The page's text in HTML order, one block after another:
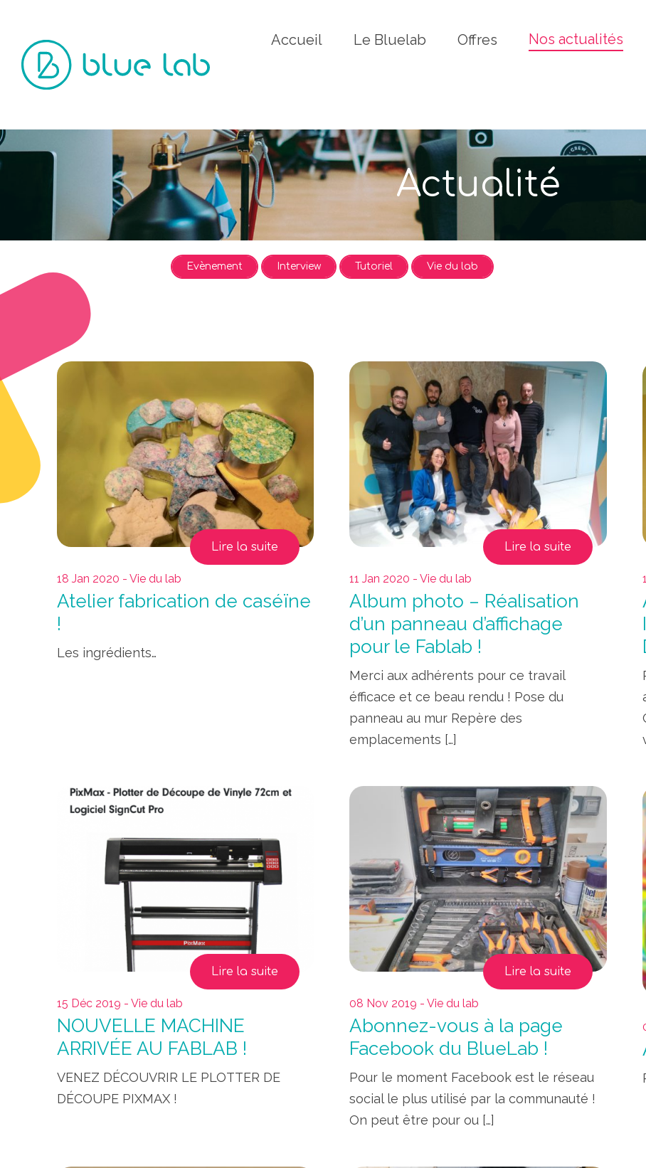
Accueil Le Bluelab Offres Nos actualités
Actualité
Evènement Interview Tutoriel Vie du lab
Lire la suite
18 Jan 2020 - Vie du lab
Atelier fabrication de caséïne
!
Les ingrédients…
Lire la suite
11 Jan 2020 - Vie du lab
Album photo – Réalisation
d’un panneau d’affichage
pour le Fablab !
Merci aux adhérents pour ce travail
éfficace et ce beau rendu ! Pose du
panneau au mur Repère des
emplacements […]
Lire la suite
15 Déc 2019 - Vie du lab
NOUVELLE MACHINE
ARRIVÉE AU FABLAB !
VENEZ DÉCOUVRIR LE PLOTTER DE
DÉCOUPE PIXMAX !
Lire la suite
08 Nov 2019 - Vie du lab
Abonnez-vous à la page
Facebook du BlueLab !
Pour le moment Facebook est le réseau
social le plus utilisé par la communauté !
On peut être pour ou […]